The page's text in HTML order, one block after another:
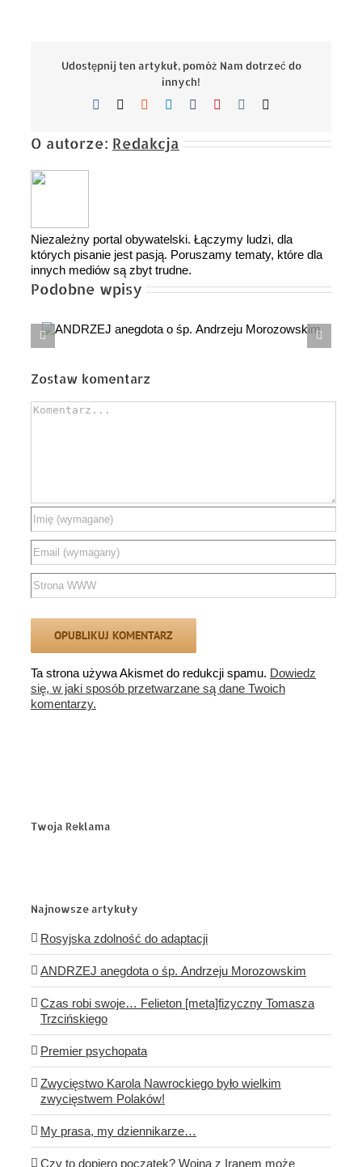
Udostępnij ten artykuł, pomóż Nam dotrzeć do
innych!
Facebook Reddit LinkedIn
TumblrPinterest
O autorze: Redakcja
Niezależny portal obywatelski. Łączymy ludzi, dla
których pisanie jest pasją. Poruszamy tematy, które dla
innych mediów są zbyt trudne.
Podobne wpisy
Czas robi swoje… Felieton [meta]fizyczny
Zostaw komentarz
Comment
Ta strona używa Akismet do redukcji spamu. Dowiedz
się, w jaki sposób przetwarzane są dane Twoich
komentarzy.
Twoja Reklama
Najnowsze artykuły
Rosyjska zdolność do adaptacji
ANDRZEJ anegdota o śp. Andrzeju Morozowskim
Czas robi swoje… Felieton [meta]fizyczny Tomasza
Trzcińskiego
Premier psychopata
Zwycięstwo Karola Nawrockiego było wielkim
zwycięstwem Polaków!
My prasa, my dziennikarze…
Czy to dopiero początek? Wojna z Iranem może